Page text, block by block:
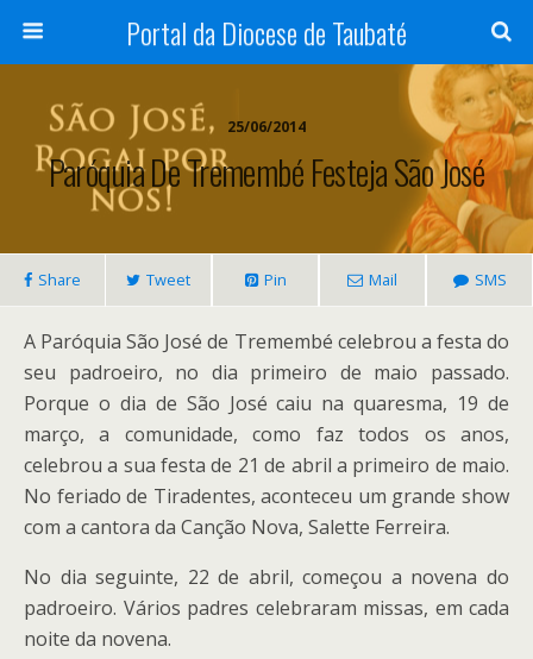
Portal da Diocese de Taubaté
25/06/2014
Paróquia De Tremembé Festeja São José
Share Tweet Pin Mail SMS
A Paróquia São José de Tremembé celebrou a festa do
seu padroeiro, no dia primeiro de maio passado.
Porque o dia de São José caiu na quaresma, 19 de
março, a comunidade, como faz todos os anos,
celebrou a sua festa de 21 de abril a primeiro de maio.
No feriado de Tiradentes, aconteceu um grande show
com a cantora da Canção Nova, Salette Ferreira.
No dia seguinte, 22 de abril, começou a novena do
padroeiro. Vários padres celebraram missas, em cada
noite da novena.